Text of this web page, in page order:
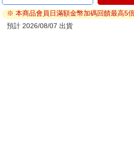
ATM提款機，請不要聽從指示，以免
退換貨須知：
※ 本商品會員日滿額金幣加碼回饋最高5
預計 2026/08/07 出貨